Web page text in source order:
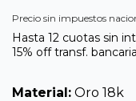
Precio sin impuestos
Hasta 12 cuotas sin
15% off transf.
Material: Oro 18k